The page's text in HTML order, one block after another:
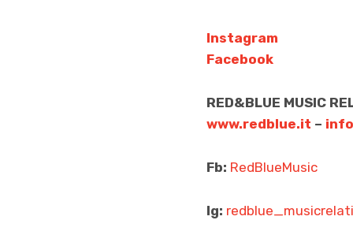
Instagram
Facebook
RED&BLUE MUSIC
www.redblue.it –
Fb: RedBlueMusic
Ig: